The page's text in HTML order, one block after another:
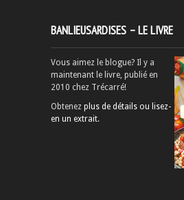
BANLIEUSARDISES – LE LIVRE
Vous aimez le blogue? Il y a
maintenant le livre, publié en
2010 chez Trécarré!
Obtenez plus de détails ou lisez-
en un extrait.